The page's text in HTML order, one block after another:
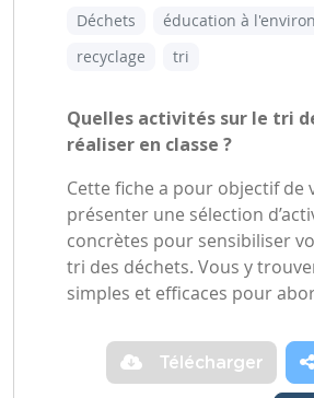
Déchets
éducation à
recyclage
tri
Quelles activités sur le tri
réaliser en classe ?
Cette fiche a pour objectif de
présenter une sélection
concrètes pour sensibiliser
tri des déchets. Vous y
simples et efficaces pour
Télécharger